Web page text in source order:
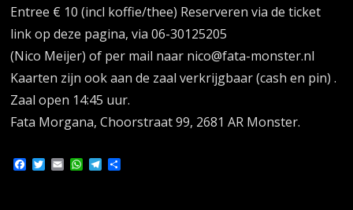
Entree € 10 (incl koffie/thee) Reserveren via de ticket
link op deze pagina, via 06-30125205
(Nico Meijer) of per mail naar nico@fata-monster.nl
Kaarten zijn ook aan de zaal verkrijgbaar (cash en pin) .
Zaal open 14:45 uur.
Fata Morgana, Choorstraat 99, 2681 AR Monster.
Facebook
TwitterEmailWhatsApp
Telegram